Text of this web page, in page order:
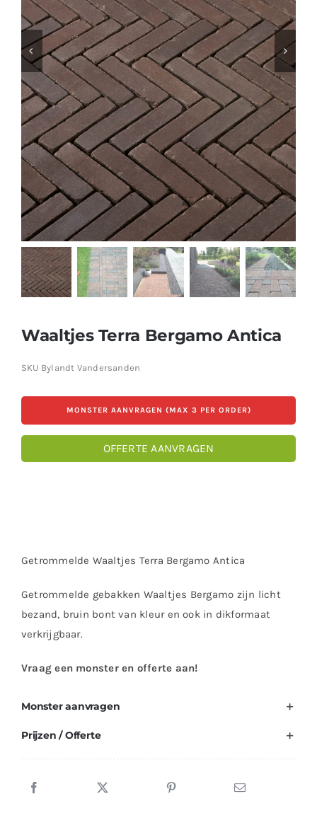
Contact
Offerte aanvragen
Waaltjes Terra Bergamo Antica
SKU Bylandt Vandersanden
MONSTER AANVRAGEN (MAX 3 PER ORDER)
OFFERTE AANVRAGEN
Getrommelde Waaltjes Terra Bergamo Antica
Getrommelde gebakken Waaltjes Bergamo zijn licht
bezand, bruin bont van kleur en ook in dikformaat
verkrijgbaar.
Vraag een monster en offerte aan!
Monster aanvragen
Prijzen / Offerte